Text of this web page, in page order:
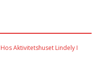
Aktivitetshuset Lindely I